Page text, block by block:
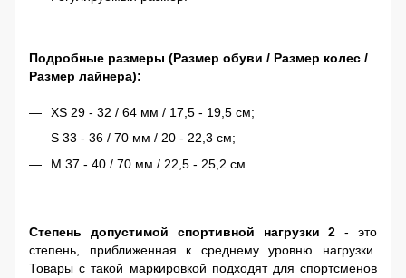
Подробные размеры (Размер обуви / Размер колес /
Размер лайнера):
XS 29 - 32 / 64 мм / 17,5 - 19,5 см;
S 33 - 36 / 70 мм / 20 - 22,3 см;
M 37 - 40 / 70 мм / 22,5 - 25,2 см.
Степень допустимой спортивной нагрузки 2- это
степень, приближенная к среднему уровню нагрузки.
Товары с такой маркировкой подходят для спортсменов